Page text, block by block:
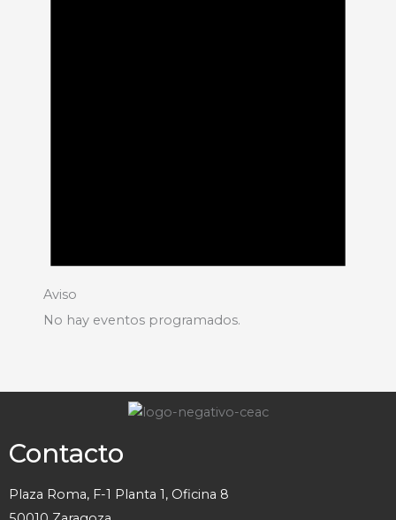
Aviso
No hay eventos programados.
Contacto
Plaza Roma, F-1 Planta 1, Oficina 8